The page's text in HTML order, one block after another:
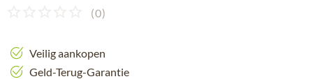
(0)
Veilig aankopen
Geld-Terug-Garantie